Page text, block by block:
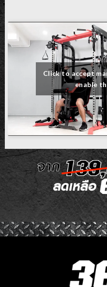
Click to accept
enable